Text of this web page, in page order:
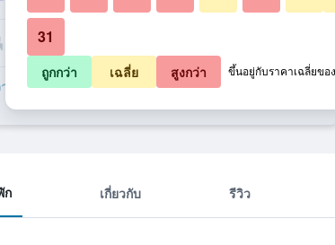
ก Ramada by Wyndham Ulaanbaatar City Center 32
ก เกี่ยวกับ รีวิว
31
ถูกกว่า เฉลี่ย สูงกว่า ขึ้นอยู่กับราคาเฉลี่ยขอ